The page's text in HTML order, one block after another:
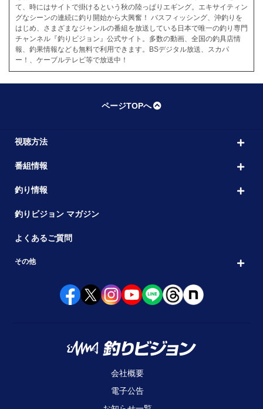
て、時にはサイトで掛けるという秋の陸っぱりエギング。エキサイティン
グなシーンの連続に釣り開始から大興奮！ バスフィッシング、沖釣りを
はじめ、さまざまなジャンルの番組を放送している日本で唯一の釣り専門
チャンネル『釣りビジョン』公式サイト。多数の動画、全国の釣具店情
報、釣果情報なども無料で利用できます。BSデジタル放送、スカパ
ー！、ケーブルテレビ等で放送中！
ページTOPへ
視聴方法
番組情報
釣り情報
釣りビジョン マガジン
よくあるご質問
その他
会社概要
電子公告